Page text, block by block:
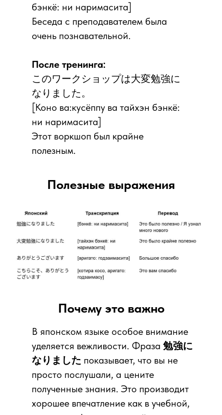
бэнкё: ни наримасита]
Беседа с преподавателем была
очень познавательной.
После тренинга:
このワークショップは大変勉強に
なりました。
[Коно ва:кусёппу ва тайхэн бэнкё:
ни наримасита]
Этот воркшоп был крайне
полезным.
Полезные выражения
Почему это важно
В японском языке особое внимание
уделяется вежливости. Фраза 勉強に
なりました показывает, что вы не
просто послушали, а цените
полученные знания. Это производит
хорошее впечатление как в учебной,